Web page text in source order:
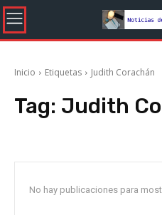
Inicio Etiquetas Judith Corachán
Tag: Judith
No hay publicaciones para